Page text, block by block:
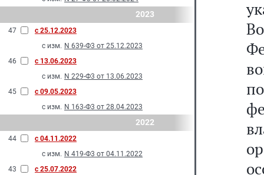
2023
47
с 25.12.2023
с изм. N 639-Ф3 от 25.12.2023
46
с 13.06.2023
с изм. N 229-Ф3 от 13.06.2023
45
с 09.05.2023
с изм. N 163-Ф3 от 28.04.2023
2022
44
с 04.11.2022
с изм. N 419-Ф3 от 04.11.2022
43
с 25.07.2022